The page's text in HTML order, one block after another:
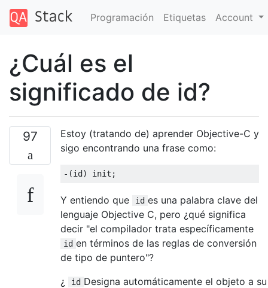
Programación Etiquetas Account
¿Cuál es el
significado de id?
97
Estoy (tratando de) aprender Objective-C y
sigo encontrando una frase como:
-(id) init ;
Y entiendo que id es una palabra clave del
lenguaje Objective C, pero ¿qué significa
decir "el compilador trata específicamente
id en términos de las reglas de conversión
de tipo de puntero"?
¿
id Designa automáticamente el objeto a su